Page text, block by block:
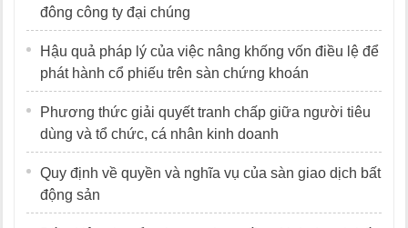
đông công ty đại chúng
Hậu quả pháp lý của việc nâng khống vốn điều lệ để
phát hành cổ phiếu trên sàn chứng khoán
Phương thức giải quyết tranh chấp giữa người tiêu
dùng và tổ chức, cá nhân kinh doanh
Quy định về quyền và nghĩa vụ của sàn giao dịch bất
động sản